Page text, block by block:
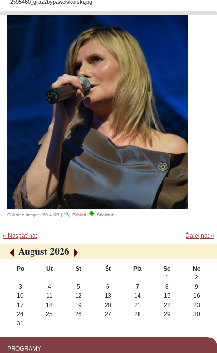
2595460_graz2bypawelskorski.jpg
Full-size image: 150.4 KB Pohľad Stiahnuť
« Naspäť na: Ďalej na: »
«
August 2026
»
Po Ut St Št Pia So
Ne
1
2
3
4 5 6 7 8
9
10
11 12 13 14 15
16
17
18 19 20 21 22
23
24
25 26 27 28 29
30
31
PROGRAMY